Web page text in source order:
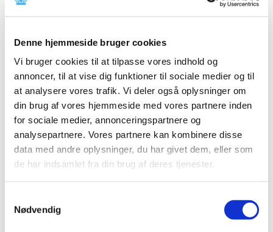
Denne hjemmeside bruger cookies
Vi bruger cookies til at tilpasse vores indhold og
annoncer, til at vise dig funktioner til sociale medier og til
at analysere vores trafik. Vi deler også oplysninger om
din brug af vores hjemmeside med vores partnere inden
for sociale medier, annonceringspartnere og
analysepartnere. Vores partnere kan kombinere disse
data med andre oplysninger, du har givet dem, eller som
de har indsamlet fra din brug af deres tjenester.
Nødvendig
2024 (15)
oktober (2)
juni (2)
maj (3)
marts (2)
februar (2)
januar (2)
2023 (18)
2022 (10)
2021 (32)
2019 (41)